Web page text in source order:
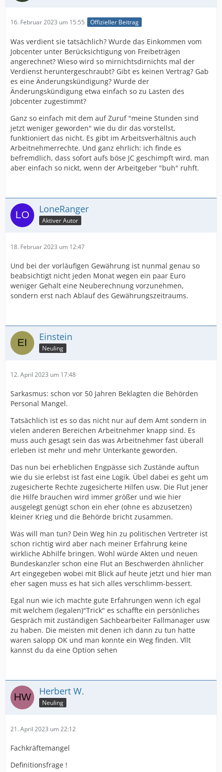
16. Februar 2023 um 15:55 Offizieller Beitrag
Was verdient sie tatsächlich? Wurde das Einkommen vom
Jobcenter unter Berücksichtigung von Freibeträgen
angerechnet? Wieso wird so mirnichtsdirnichts mal der
Verdienst heruntergeschraubt? Gibt es keinen Vertrag? Gab
es eine Änderungskündigung? Wurde der
Änderungskündigung etwa einfach so zu Lasten des
Jobcenter zugestimmt?
Ganz so einfach mit dem auf Zuruf "meine Stunden sind
jetzt weniger geworden" wie du dir das vorstellst,
funktioniert das nicht. Es gibt im Arbeitsverhältnis auch
Arbeitnehmerrechte. Und ganz ehrlich: ich finde es
befremdlich, dass sofort aufs böse JC geschimpft wird, man
aber einfach so nickt, wenn der Arbeitgeber "buh" ruhft.
LoneRanger
Aktiver Autor
18. Februar 2023 um 12:47
Und bei der vorläufigen Gewährung ist nunmal genau so
beabsichtigt nicht jeden Monat wegen ein paar Euro
weniger Gehalt eine Neuberechnung vorzunehmen,
sondern erst nach Ablauf des Gewährungszeitraums.
Einstein
Neuling
12. April 2023 um 17:48
Sarkasmus: schon vor 50 Jahren Beklagten die Behörden
Personal Mangel.
Tatsächlich ist es so das nicht nur auf dem Amt sondern in
vielen anderen Bereichen Arbeitnehmer knapp sind. Es
muss auch gesagt sein das was Arbeitnehmer fast überall
erleben ist mehr und mehr Unterkante geworden.
Das nun bei erheblichen Engpässe sich Zustände auftun
wie du sie erlebst ist fast eine Logik. Übel dabei es geht um
zugesicherte Rechte zugesicherte Hilfen usw. Die Flut jener
die Hilfe brauchen wird immer größer und wie hier
ausgelegt genügt schon ein eher (ohne es abzusetzen)
kleiner Krieg und die Behörde bricht zusammen.
Was will man tun? Dein Weg hin zu politischen Vertreter ist
schon richtig wird aber nach meiner Erfahrung keine
wirkliche Abhilfe bringen. Wohl würde Akten und neuen
Bundeskanzler schon eine Flut an Beschwerden ähnlicher
Art eingegeben wobei mit Blick auf heute jetzt und hier man
eher sagen muss es hat sich alles verschlimm-bessert.
Egal nun wie ich machte gute Erfahrungen wenn ich egal
mit welchem (legalen)"Trick" es schaffte ein persönliches
Gespräch mit zuständigen Sachbearbeiter Fallmanager usw
zu haben. Die meisten mit denen ich dann zu tun hatte
waren salopp OK und man konnte ein Weg finden. Vllt
kannst du da eine Option sehen
Herbert W.
Neuling
21. April 2023 um 22:12
Fachkräftemangel
Definitionsfrage !